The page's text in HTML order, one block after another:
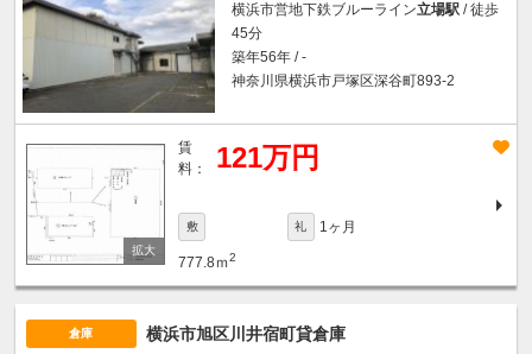
横浜市営地下鉄ブルーライン立場駅 / 徒歩
45分
築年56年 / -
神奈川県横浜市戸塚区深谷町893-2
賃
料：
121万円
敷 礼 1ヶ月
777.8ｍ2
倉庫 横浜市旭区川井宿町貸倉庫